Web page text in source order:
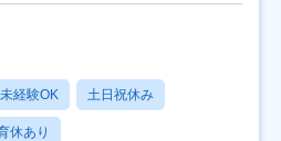
経験OK 土日祝休み
休あり